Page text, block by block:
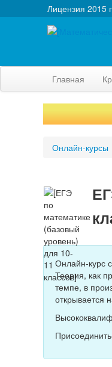
Лицензия 2015
Главная
Онлайн-курсы
Онлайн-курс
Теория, как
темпе, в
открывается